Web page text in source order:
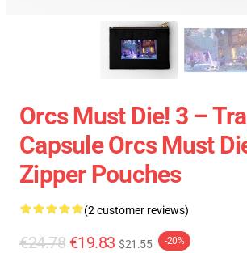
Orcs Must Die! 3 –
Capsule Orcs Must
Zipper Pouches
(2 customer reviews)
€24.78 €19.83 $21.55 -20%